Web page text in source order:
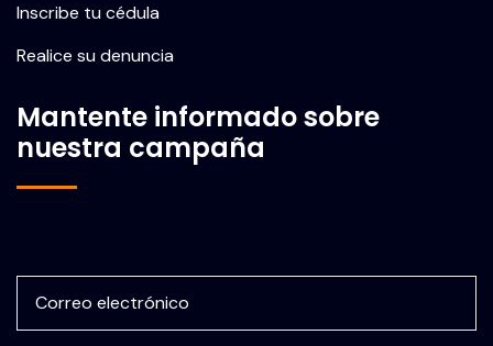
Inscribe tu cédula
Realice su denuncia
Mantente informado sobre
nuestra campaña